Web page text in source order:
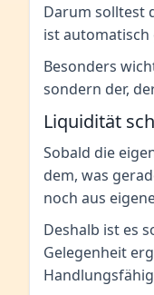
Darum solltest
ist automatisch
Besonders
sondern der,
Liquidität
Sobald die
dem, was
noch aus
Deshalb ist es
Gelegenheit